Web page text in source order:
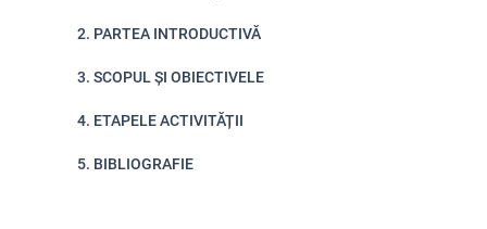
2. PARTEA INTRODUCTIVĂ
3. SCOPUL ȘI OBIECTIVELE
4. ETAPELE ACTIVITĂȚII
5. BIBLIOGRAFIE